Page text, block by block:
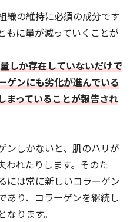
織の維持に必須の成分です
もに量が減っていくことが
しか存在していないだけで
ゲンにも劣化が進んでいる
まっていることが報告され
ンしかないと、肌のハリが
われたりします。そのた
には常に新しいコラーゲン
あり、コラーゲンを継続し
ります。